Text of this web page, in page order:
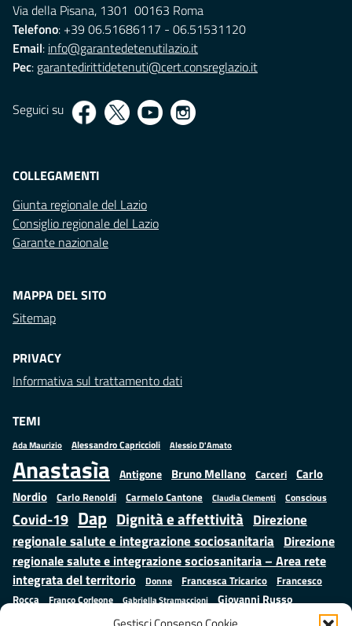
Via della Pisana, 1301 00163 Roma
Telefono: +39 06.51686117 - 06.51531120
Email: info@garantedetenutilazio.it
Pec: garantedirittidetenuti@cert.consreglazio.it
Seguici su
COLLEGAMENTI
Giunta regionale del Lazio
Consiglio regionale del Lazio
Garante nazionale
MAPPA DEL SITO
Sitemap
PRIVACY
Informativa sul trattamento dati
TEMI
Ada Maurizio Alessandro Capriccioli Alessio D'Amato
Anastasìa Antigone Bruno Mellano Carceri
Carlo
Nordio Carlo Renoldi Carmelo Cantone Claudia Clementi Conscious
Covid-19 Dap Dignità e affettività Direzione
regionale salute e integrazione sociosanitaria Direzione
regionale salute e integrazione sociosanitaria – Area rete
integrata del territorio
Donne Francesca Tricarico
Francesco
Rocca
Franco Corleone Gabriella Stramaccioni Giovanni Russo
Giuseppe Emanuele Cangemi Istruzione e cultura